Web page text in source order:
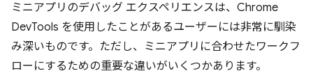
ミニアプリのデバッグ エクスペリエンスは、Chrome
DevTools を使用したことがあるユーザーには非常に馴染
み深いものです。ただし、ミニアプリに合わせたワークフ
ローにするための重要な違いがいくつかあります。